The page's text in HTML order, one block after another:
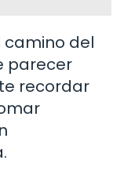
camino del
parecer
recordar